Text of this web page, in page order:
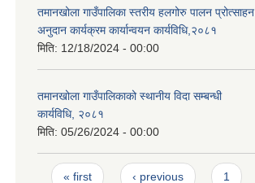
तमानखोला गाउँपालिका स्तरीय हलगोरु पालन प्रोत्साहन
अनुदान कार्यक्रम कार्यान्वयन कार्यविधि,२०८१
मिति: 12/18/2024 - 00:00
तमानखोला गाउँपालिकाको स्थानीय विदा सम्बन्धी
कार्यविधि, २०८१
मिति: 05/26/2024 - 00:00
Pages
« first ‹ previous 1